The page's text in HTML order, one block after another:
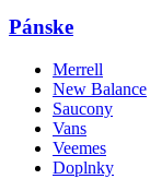
Pánske
Merrell
New Balance
Saucony
Vans
Veemes
Doplnky